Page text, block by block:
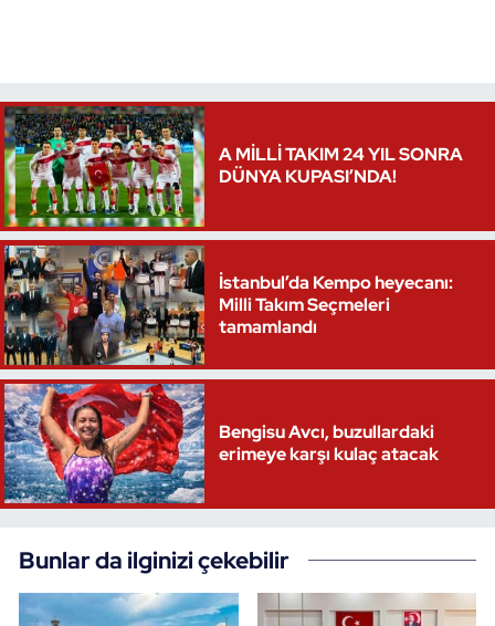
A MİLLİ TAKIM 24 YIL SONRA
DÜNYA KUPASI’NDA!
İstanbul’da Kempo heyecanı:
Milli Takım Seçmeleri
tamamlandı
Bengisu Avcı, buzullardaki
erimeye karşı kulaç atacak
Bunlar da ilginizi çekebilir